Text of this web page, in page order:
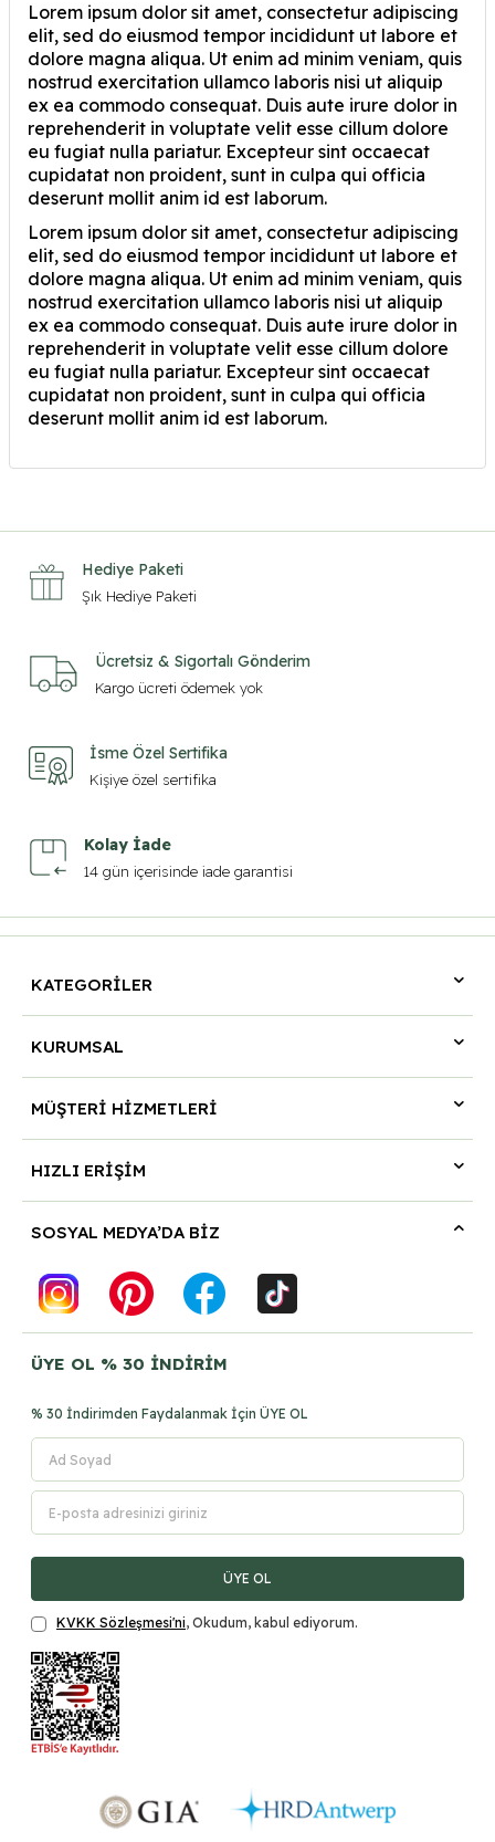
Lorem ipsum dolor sit amet, consectetur adipiscing
elit, sed do eiusmod tempor incididunt ut labore et
dolore magna aliqua. Ut enim ad minim veniam, quis
nostrud exercitation ullamco laboris nisi ut aliquip
ex ea commodo consequat. Duis aute irure dolor in
reprehenderit in voluptate velit esse cillum dolore
eu fugiat nulla pariatur. Excepteur sint occaecat
cupidatat non proident, sunt in culpa qui officia
deserunt mollit anim id est laborum.
Lorem ipsum dolor sit amet, consectetur adipiscing
elit, sed do eiusmod tempor incididunt ut labore et
dolore magna aliqua. Ut enim ad minim veniam, quis
nostrud exercitation ullamco laboris nisi ut aliquip
ex ea commodo consequat. Duis aute irure dolor in
reprehenderit in voluptate velit esse cillum dolore
eu fugiat nulla pariatur. Excepteur sint occaecat
cupidatat non proident, sunt in culpa qui officia
deserunt mollit anim id est laborum.
Hediye Paketi
Şık Hediye Paketi
Ücretsiz & Sigortalı Gönderim
Kargo ücreti ödemek yok
İsme Özel Sertifika
Kişiye özel sertifika
Kolay İade
14 gün içerisinde iade garantisi
KATEGORİLER
KURUMSAL
MÜŞTERİ HİZMETLERİ
HIZLI ERİŞİM
SOSYAL MEDYA’DA BİZ
ÜYE OL % 30 İNDİRİM
% 30 İndirimden Faydalanmak İçin ÜYE OL
ÜYE OL
KVKK Sözleşmesi'ni, Okudum, kabul ediyorum.